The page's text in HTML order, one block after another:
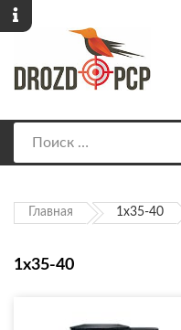
Главная 1х35-40
1х35-40